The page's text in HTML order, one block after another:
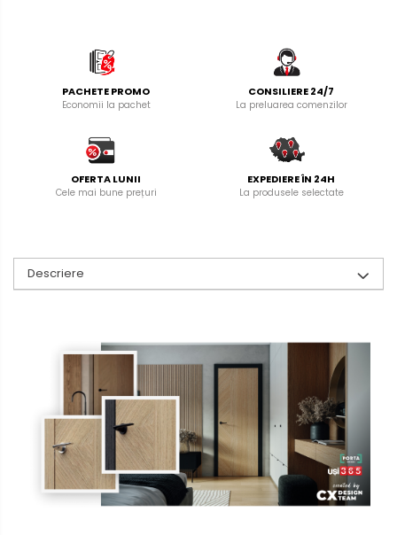
PACHETE PROMO
Economii la pachet
CONSILIERE 24/7
La preluarea comenzilor
OFERTA LUNII
Cele mai bune prețuri
EXPEDIERE ÎN 24H
La produsele selectate
Descriere